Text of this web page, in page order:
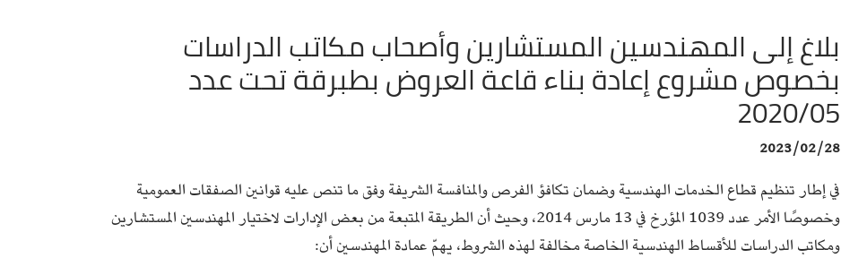
بلاغ إلى المهندسين المستشارين وأصحاب مكاتب الدراسات
بخصوص مشروع إعادة بناء قاعة العروض بطبرقة تحت عدد
2020/05
2023/02/28
في إطار تنظيم قطاع الخدمات الهندسية وضمان تكافؤ الفرص والمنافسة الشريفة وفق ما تنص عليه قوانين الصفقات العمومية
وخصوصًا الأمر عدد 1039 المؤرخ في 13 مارس 2014، وحيث أن الطريقة المتبعة من بعض الإدارات لاختيار المهندسين المستشارين
ومكاتب الدراسات للأقساط الهندسية الخاصة مخالفة لهذه الشروط، يهمّ عمادة المهندسين أن: